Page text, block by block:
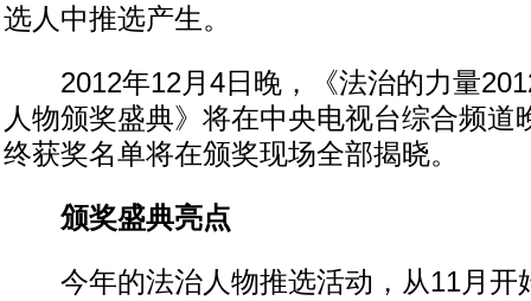
选人中推选产生。
2012年12月4日晚，《法治的力量
人物颁奖盛典》将在中央电视台综合频道
终获奖名单将在颁奖现场全部揭晓。
颁奖盛典亮点
今年的法治人物推选活动，从11月开